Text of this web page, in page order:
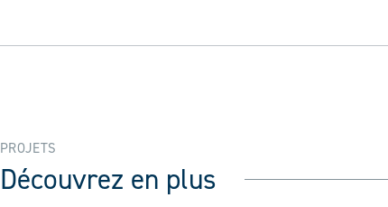
PROJETS
Découvrez en plus